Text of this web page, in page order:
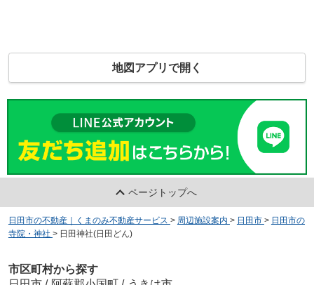
地図アプリで開く
ページトップへ
日田市の不動産｜くまのみ不動産サービス > 周辺施設案内 > 日田市 > 日田市の
寺院・神社 > 日田神社(日田どん)
市区町村から探す